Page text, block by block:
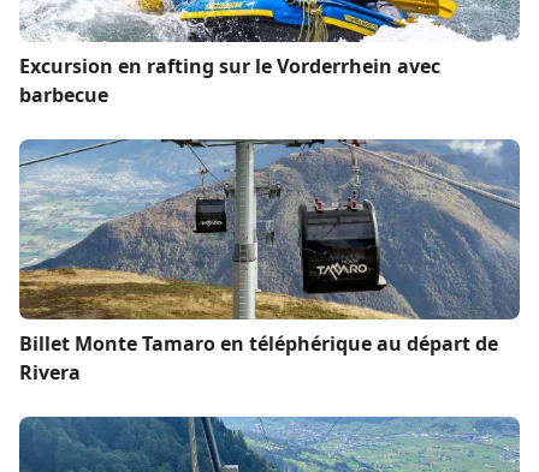
Excursion en rafting sur le Vorderrhein avec
barbecue
Billet Monte Tamaro en téléphérique au départ de
Rivera